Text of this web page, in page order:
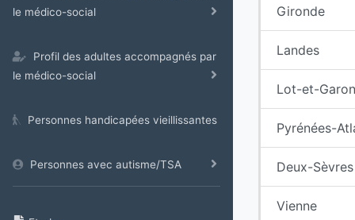
le médico-social
Profil des adultes accompagnés par
le médico-social
Personnes handicapées vieillissantes
Personnes avec autisme/TSA
Gironde
Landes
Lot-et-
Pyrénées-
Deux-Sèvres
Vienne